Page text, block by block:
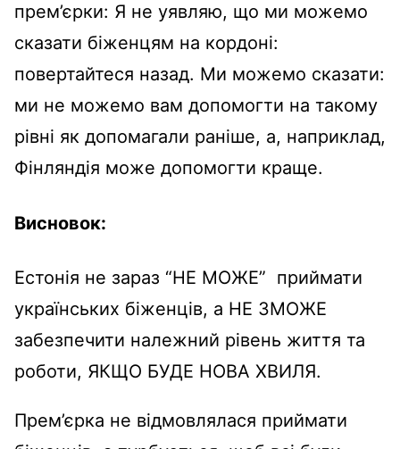
прем’єрки: Я не уявляю, що ми можемо
сказати біженцям на кордоні:
повертайтеся назад. Ми можемо сказати:
ми не можемо вам допомогти на такому
рівні як допомагали раніше, а, наприклад,
Фінляндія може допомогти краще.
Висновок:
Естонія не зараз “НЕ МОЖЕ” приймати
українських біженців, а НЕ ЗМОЖЕ
забезпечити належний рівень життя та
роботи, ЯКЩО БУДЕ НОВА ХВИЛЯ.
Прем’єрка не відмовлялася приймати